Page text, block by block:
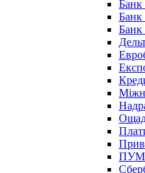
Банк
Банк
Банк